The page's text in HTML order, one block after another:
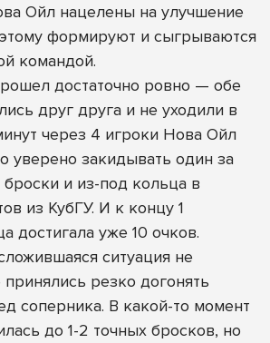
Ойл нацелены на улучшение
формируют и сыгрываются
командой.
достаточно ровно — обе
друг друга и не уходили в
через 4 игроки Нова Ойл
уверено закидывать один за
и из-под кольца в
из КубГУ. И к концу 1
достигала уже 10 очков.
ситуация не
принялись резко догонять
соперника. В какой-то момент
до 1-2 точных бросков, но